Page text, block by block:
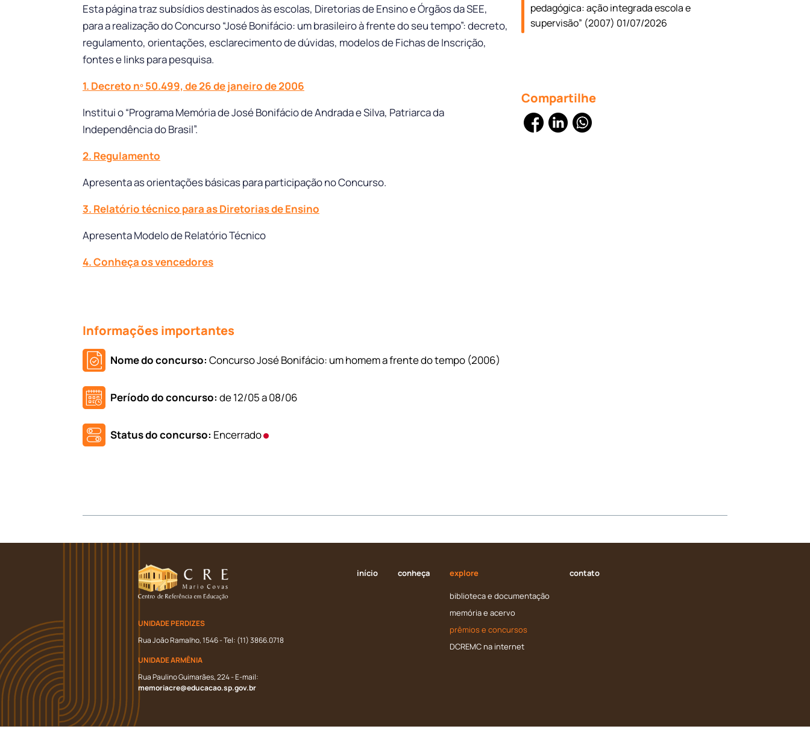
Esta página traz subsídios destinados às escolas, Diretorias de Ensino e Órgãos da SEE,
para a realização do Concurso “José Bonifácio: um brasileiro à frente do seu tempo”: decreto,
regulamento, orientações, esclarecimento de dúvidas, modelos de Fichas de Inscrição,
fontes e links para pesquisa.
1. Decreto nº 50.499, de 26 de janeiro de 2006
Institui o “Programa Memória de José Bonifácio de Andrada e Silva, Patriarca da
Independência do Brasil”.
2. Regulamento
Apresenta as orientações básicas para participação no Concurso.
3. Relatório técnico para as Diretorias de Ensino
Apresenta Modelo de Relatório Técnico
4. Conheça os vencedores
Informações importantes
Nome do concurso: Concurso José Bonifácio: um homem a frente do tempo (2006)
Período do concurso: de 12/05 a 08/06
Status do concurso: Encerrado
pedagógica: ação integrada escola e
supervisão” (2007) 01/07/2026
Compartilhe
UNIDADE PERDIZES
Rua João Ramalho, 1546 - Tel: (11) 3866.0718
UNIDADE ARMÊNIA
Rua Paulino Guimarães, 224 - E-mail:
memoriacre@educacao.sp.gov.br
início conheça explore
biblioteca e documentação
memória e acervo
prêmios e concursos
DCREMC na internet
contato